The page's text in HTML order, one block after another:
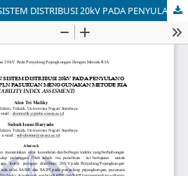
ANALISIS KEANDALAN SISTEM DISTRIBUSI 20kV PADA PENYULANG PEJANGKUNGAN DI PT PLN PASURUAN MENGGUNAKAN METODE RIA (RELIABILITY INDEX ASSESMENT)